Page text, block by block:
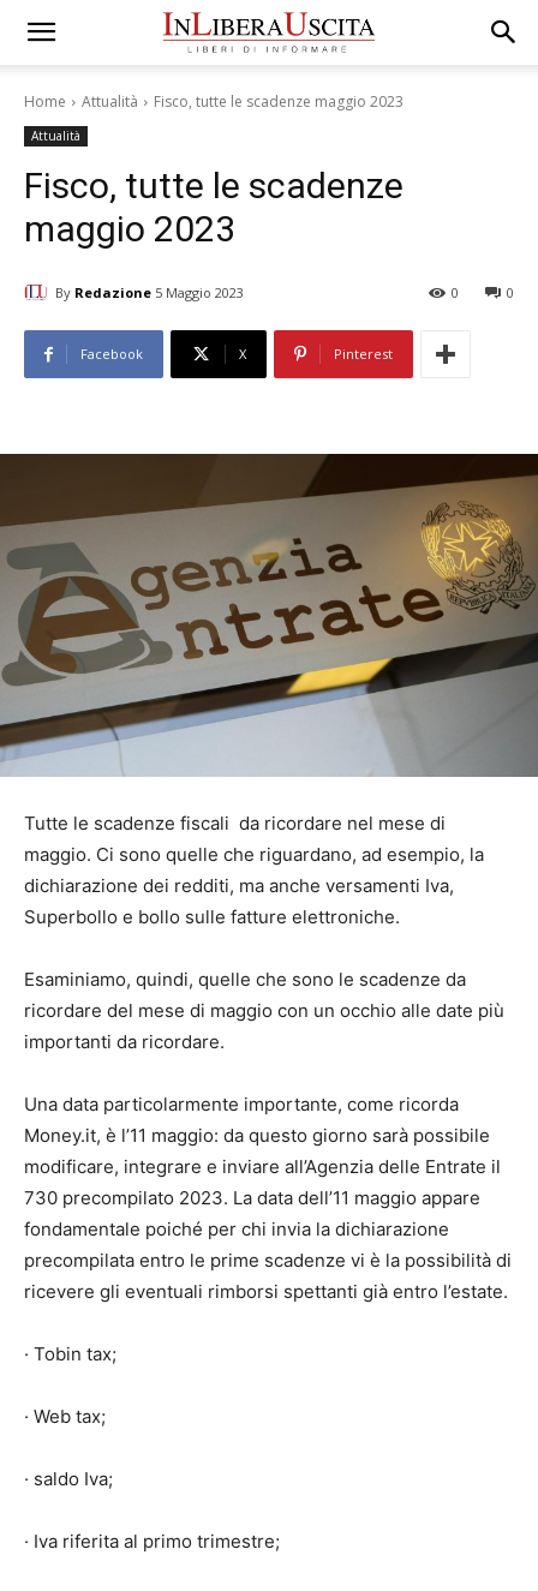
Home Attualità Fisco, tutte le scadenze maggio 2023
Attualità
Fisco, tutte le scadenze
maggio 2023
By Redazione 5 Maggio 2023 0
0
Facebook X Pinterest
Tutte le scadenze fiscali da ricordare nel mese di
maggio. Ci sono quelle che riguardano, ad esempio, la
dichiarazione dei redditi, ma anche versamenti Iva,
Superbollo e bollo sulle fatture elettroniche.
Esaminiamo, quindi, quelle che sono le scadenze da
ricordare del mese di maggio con un occhio alle date più
importanti da ricordare.
Una data particolarmente importante, come ricorda
Money.it, è l’11 maggio: da questo giorno sarà possibile
modificare, integrare e inviare all’Agenzia delle Entrate il
730 precompilato 2023. La data dell’11 maggio appare
fondamentale poiché per chi invia la dichiarazione
precompilata entro le prime scadenze vi è la possibilità di
ricevere gli eventuali rimborsi spettanti già entro l’estate.
· Tobin tax;
· Web tax;
· saldo Iva;
· Iva riferita al primo trimestre;